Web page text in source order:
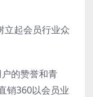
立起会员行业众
的赞誉和青
销360以会员业